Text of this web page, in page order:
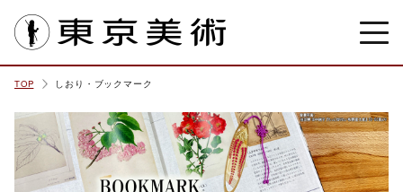
TOP しおり・ブックマーク